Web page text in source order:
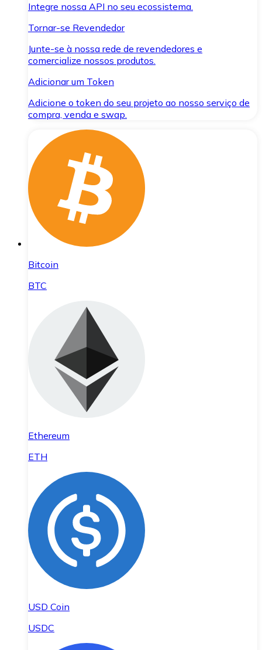
Integre nossa API no seu ecossistema.
Tornar-se Revendedor
Junte-se à nossa rede de revendedores e
comercialize nossos produtos.
Adicionar um Token
Adicione o token do seu projeto ao nosso serviço de
compra, venda e swap.
Bitcoin
BTC
Ethereum
ETH
USD Coin
USDC